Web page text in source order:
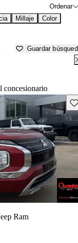
Ordenar
Millaje Color
Guardar
concesionario
Ram